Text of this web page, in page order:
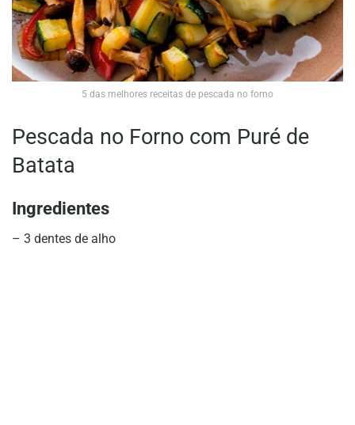
5 das melhores receitas de pescada no forno
Pescada no Forno com Puré de
Batata
Ingredientes
– 3 dentes de alho